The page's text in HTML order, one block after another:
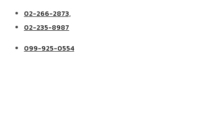
02-266-2873,
02-235-8987
099-925-0554